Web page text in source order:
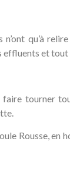
qu’à
effluents et tout
tourner
Rousse, en